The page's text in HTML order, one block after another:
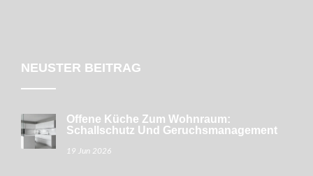
NEUSTER BEITRAG
Offene Küche Zum Wohnraum:
Schallschutz Und Geruchsmanagement
19 Jun 2026